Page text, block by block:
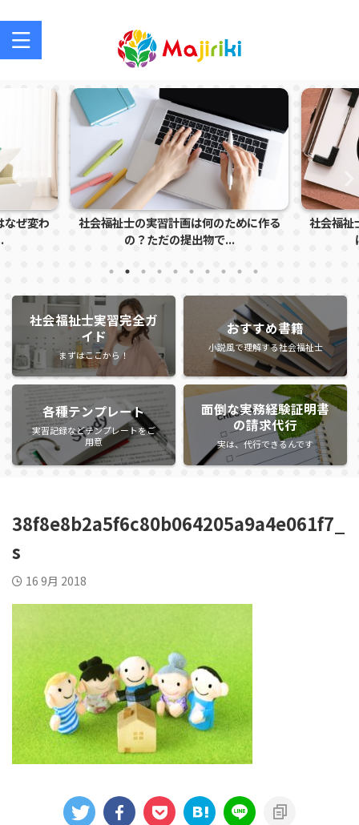
何のために作る
物で...
社会福祉士実習で怒られる学生の特徴と
は？指導者に注意さ...
社会福祉士実習完全ガ
イド
まずはここから！
おすすめ書籍
小説風で理解する社会福祉士
各種テンプレート
実習記録などテンプレートをご
用意
面倒な実務経験証明書
の請求代行
実は、代行できるんです
38f8e8b2a5f6c80b064205a9a4e061f7_
s
16 9月 2018